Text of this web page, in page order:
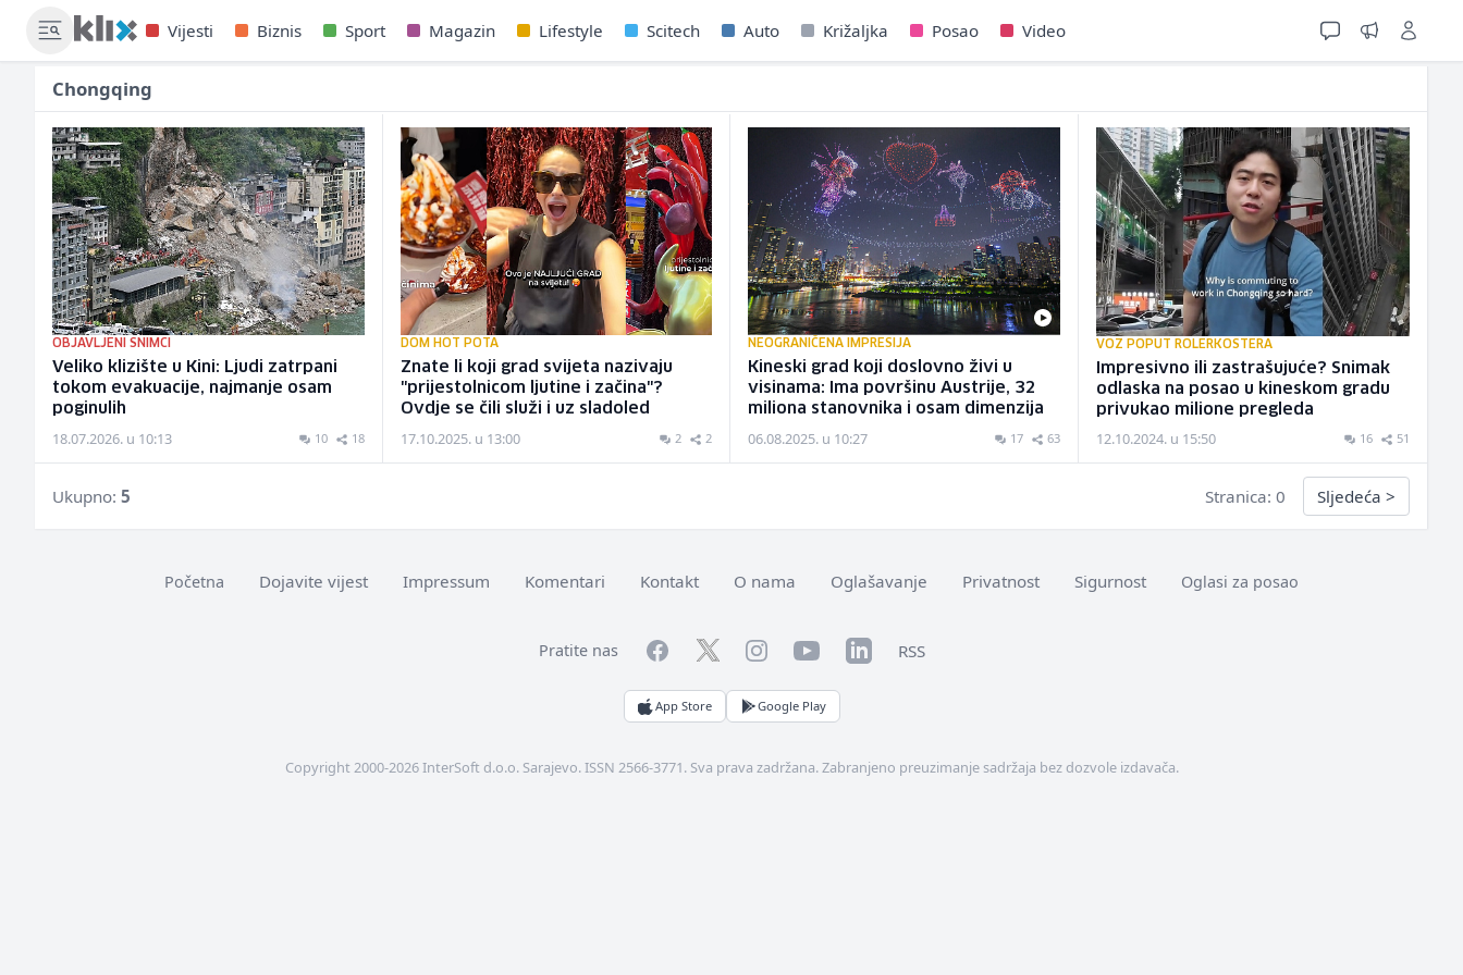
Vijesti Biznis Sport Magazin Lifestyle Scitech Auto Križaljka Posao Video
Chongqing
OBJAVLJENI SNIMCI
Veliko klizište u Kini: Ljudi zatrpani
tokom evakuacije, najmanje osam
poginulih
18.07.2026. u 10:13 10 18
DOM HOT POTA
Znate li koji grad svijeta nazivaju
"prijestolnicom ljutine i začina"?
Ovdje se čili služi i uz sladoled
17.10.2025. u 13:00 2 2
NEOGRANIČENA IMPRESIJA
Kineski grad koji doslovno živi u
visinama: Ima površinu Austrije, 32
miliona stanovnika i osam dimenzija
06.08.2025. u 10:27 17 63
VOZ POPUT ROLERKOSTERA
Impresivno ili zastrašujuće? Snimak
odlaska na posao u kineskom gradu
privukao milione pregleda
12.10.2024. u 15:50 16 51
Ukupno: 5 Stranica: 0 Sljedeća >
Početna Dojavite vijest Impressum Komentari Kontakt O nama Oglašavanje Privatnost Sigurnost Oglasi za posao
Pratite nas FacebookTwitterInstagramYouTubeLinkedInRSS
App Store Google Play
Copyright 2000-2026 InterSoft d.o.o. Sarajevo. ISSN 2566-3771. Sva prava zadržana. Zabranjeno preuzimanje sadržaja bez dozvole izdavača.